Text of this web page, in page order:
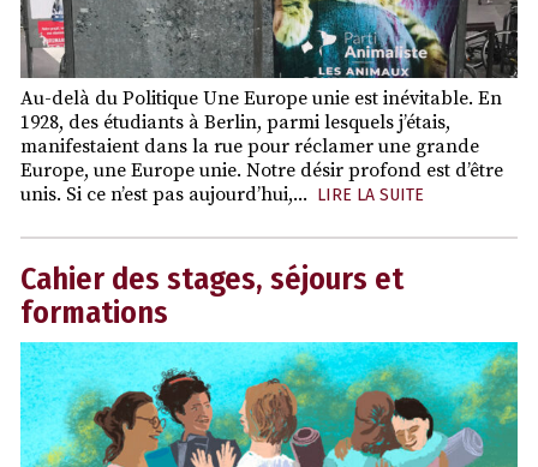
Au-delà du Politique Une Europe unie est inévitable. En
1928, des étudiants à Berlin, parmi lesquels j’étais,
manifestaient dans la rue pour réclamer une grande
Europe, une Europe unie. Notre désir profond est d’être
unis. Si ce n’est pas aujourd’hui,... LIRE LA SUITE
Cahier des stages, séjours et
formations